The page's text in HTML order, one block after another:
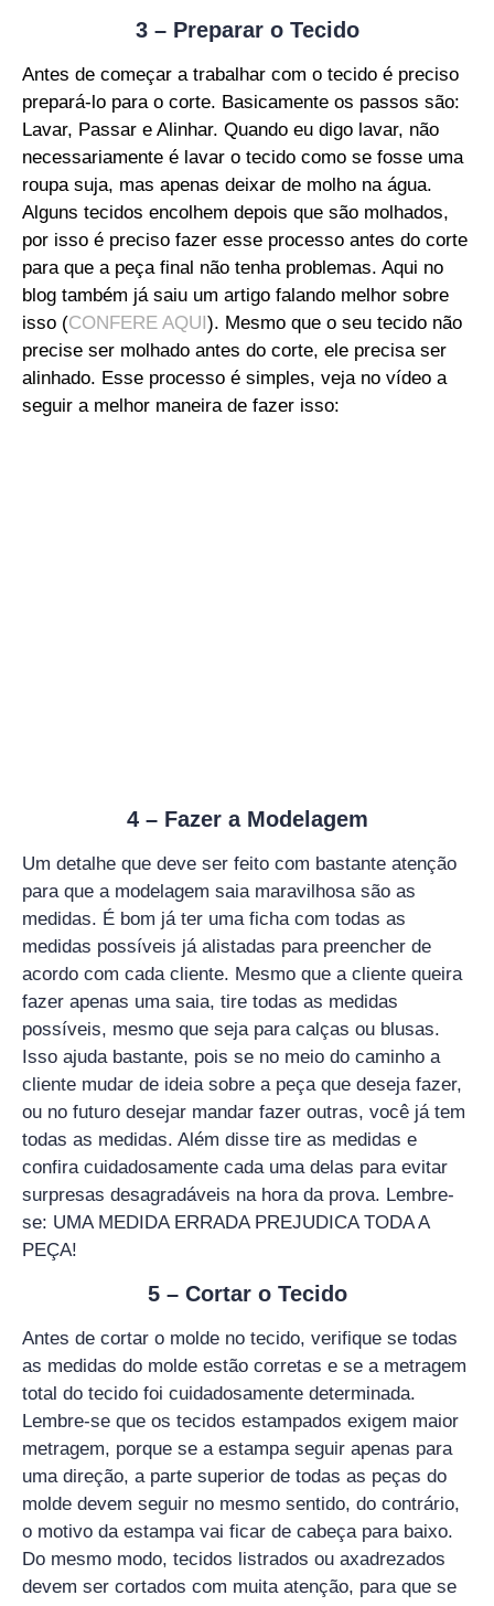
3 – Preparar o Tecido
Antes de começar a trabalhar com o tecido é preciso
prepará-lo para o corte. Basicamente os passos são:
Lavar, Passar e Alinhar. Quando eu digo lavar, não
necessariamente é lavar o tecido como se fosse uma
roupa suja, mas apenas deixar de molho na água.
Alguns tecidos encolhem depois que são molhados,
por isso é preciso fazer esse processo antes do corte
para que a peça final não tenha problemas. Aqui no
blog também já saiu um artigo falando melhor sobre
isso (CONFERE AQUI). Mesmo que o seu tecido não
precise ser molhado antes do corte, ele precisa ser
alinhado. Esse processo é simples, veja no vídeo a
seguir a melhor maneira de fazer isso:
4 – Fazer a Modelagem
Um detalhe que deve ser feito com bastante atenção
para que a modelagem saia maravilhosa são as
medidas. É bom já ter uma ficha com todas as
medidas possíveis já alistadas para preencher de
acordo com cada cliente. Mesmo que a cliente queira
fazer apenas uma saia, tire todas as medidas
possíveis, mesmo que seja para calças ou blusas.
Isso ajuda bastante, pois se no meio do caminho a
cliente mudar de ideia sobre a peça que deseja fazer,
ou no futuro desejar mandar fazer outras, você já tem
todas as medidas. Além disse tire as medidas e
confira cuidadosamente cada uma delas para evitar
surpresas desagradáveis na hora da prova. Lembre-
se: UMA MEDIDA ERRADA PREJUDICA TODA A
PEÇA!
5 – Cortar o Tecido
Antes de cortar o molde no tecido, verifique se todas
as medidas do molde estão corretas e se a metragem
total do tecido foi cuidadosamente determinada.
Lembre-se que os tecidos estampados exigem maior
metragem, porque se a estampa seguir apenas para
uma direção, a parte superior de todas as peças do
molde devem seguir no mesmo sentido, do contrário,
o motivo da estampa vai ficar de cabeça para baixo.
Do mesmo modo, tecidos listrados ou axadrezados
devem ser cortados com muita atenção, para que se